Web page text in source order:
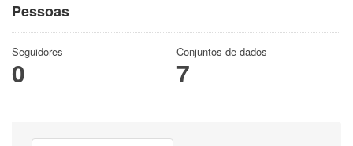
Pessoas
Seguidores
0
Conjuntos de dados
7